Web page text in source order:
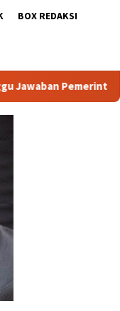
BOX REDAKSI
DLH Provinsi